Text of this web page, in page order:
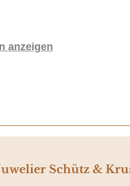
anzeigen
Schütz &